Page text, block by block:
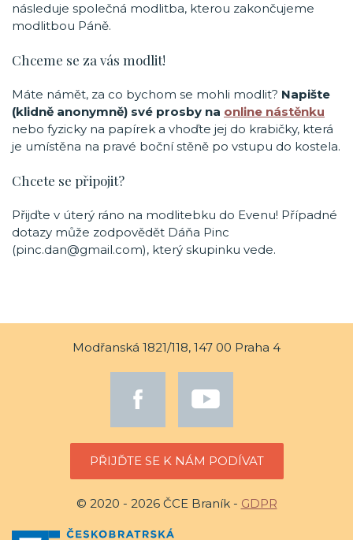
následuje společná modlitba, kterou zakončujeme
modlitbou Páně.
Chceme se za vás modlit!
Máte námět, za co bychom se mohli modlit? Napište
(klidně anonymně) své prosby na online nástěnku
nebo fyzicky na papírek a vhoďte jej do krabičky, která
je umístěna na pravé boční stěně po vstupu do kostela.
Chcete se připojit?
Přijďte v úterý ráno na modlitebku do Evenu! Případné
dotazy může zodpovědět Dáňa Pinc
(pinc.dan@gmail.com), který skupinku vede.
Modřanská 1821/118, 147 00 Praha 4
PŘIJĎTE SE K NÁM PODÍVAT
© 2020 - 2026 ČCE Braník - GDPR